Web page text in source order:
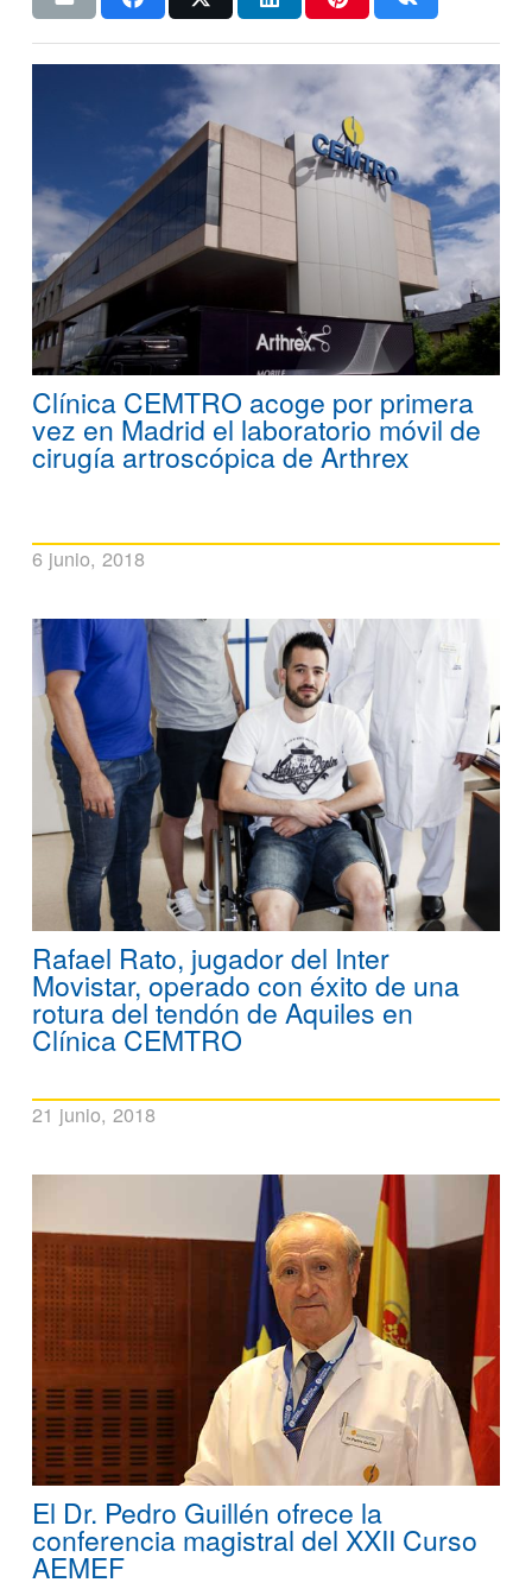
Clínica CEMTRO acoge por primera
vez en Madrid el laboratorio móvil de
cirugía artroscópica de Arthrex
6 junio, 2018
Rafael Rato, jugador del Inter
Movistar, operado con éxito de una
rotura del tendón de Aquiles en
Clínica CEMTRO
21 junio, 2018
El Dr. Pedro Guillén ofrece la
conferencia magistral del XXII Curso
AEMEF